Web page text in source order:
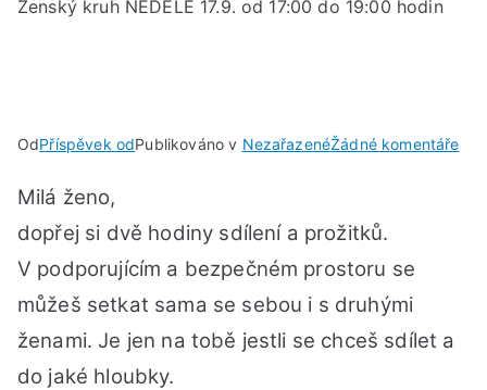
Ženský kruh NEDĚLE 17.9. od 17:00 do 19:00 hodin
OdPříspěvek odPublikováno v NezařazenéŽádné komentářeu
Milá ženo,
dopřej si dvě hodiny sdílení a prožitků.
V podporujícím a bezpečném prostoru se
můžeš setkat sama se sebou i s druhými
ženami. Je jen na tobě jestli se chceš sdílet a
do jaké hloubky.